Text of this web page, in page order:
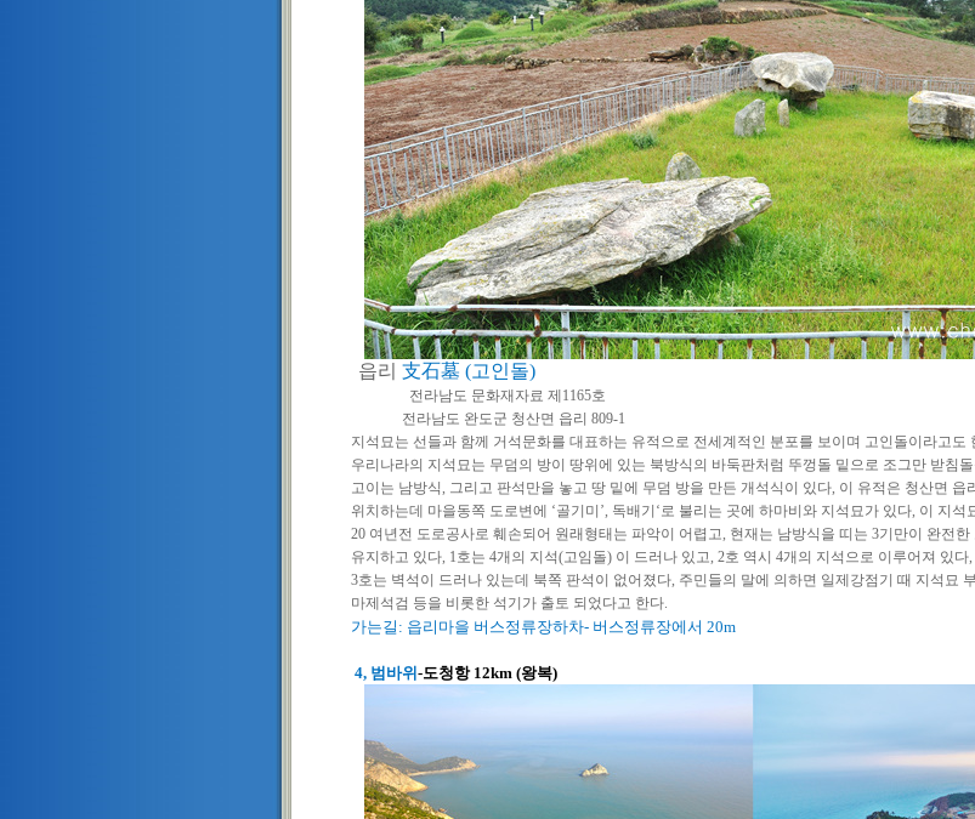
읍리 支石墓 (고인돌)
전라남도 문화재자료 제1165호
전라남도 완도군 청산면 읍리 809-1
지석묘는 선들과 함께 거석문화를 대표하는 유적으로 전세계적인 분포를 보이며 고인돌이라고도
우리나라의 지석묘는 무덤의 방이 땅위에 있는 북방식의 바둑판처럼 뚜껑돌 밑으로 조그만 받침
고이는 남방식, 그리고 판석만을 놓고 땅 밑에 무덤 방을 만든 개석식이 있다, 이 유적은 청산면 읍
위치하는데 마을동쪽 도로변에 ‘골기미 ’, 독배기 ‘로 불리는 곳에 하마비와 지석묘가 있다, 이 지석
20 여년전 도로공사로 훼손되어 원래형태는 파악이 어렵고, 현재는 남방식을 띠는 3기만이 완전한
유지하고 있다, 1호는 4개의 지석(고임돌) 이 드러나 있고, 2호 역시 4개의 지석으로 이루어져 있다,
3호는 벽석이 드러나 있는데 북쪽 판석이 없어졌다, 주민들의 말에 의하면 일제강점기 때 지석묘
마제석검 등을 비롯한 석기가 출토 되었다고 한다.
가는길: 읍리마을 버스정류장하차- 버스정류장에서 20m
4, 범바위 -도청항 12km (왕복)